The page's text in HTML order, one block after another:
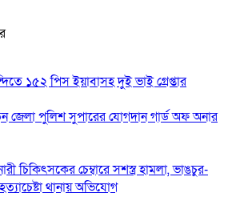
১৫২ পিস ইয়াবাসহ দুই ভাই গ্রেপ্তার
জেলা পুলিশ সুপারের যোগদান গার্ড অফ অনার
চিকিৎসকের চেম্বারে সশস্ত্র হামলা, ভাঙচুর-
থানায় অভিযোগ